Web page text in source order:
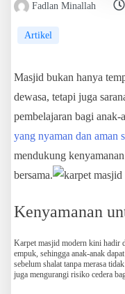
Fadlan Minallah
Artikel
Masjid bukan hanya
dewasa, tetapi juga
pembelajaran bagi anak-
yang nyaman dan aman
mendukung
bersama.
Kenyamanan
Karpet masjid modern kini hadir
empuk, sehingga anak-anak
sebelum shalat tanpa merasa
juga mengurangi risiko cedera